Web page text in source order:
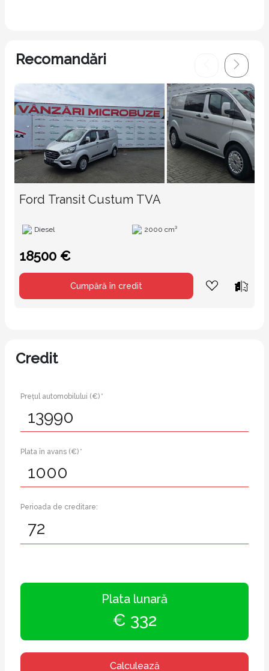
Recomandări
Ford Transit Custum TVA
Diesel 2000 cm³
18500 €
Cumpără în credit
Credit
Prețul automobilului (€) *
Plata în avans (€) *
Perioada de creditare:
Plata lunară
€ 332
Calculează